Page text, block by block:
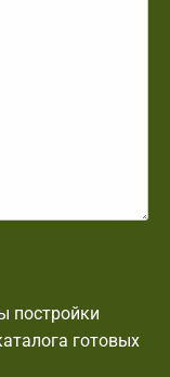
постройки
готовых